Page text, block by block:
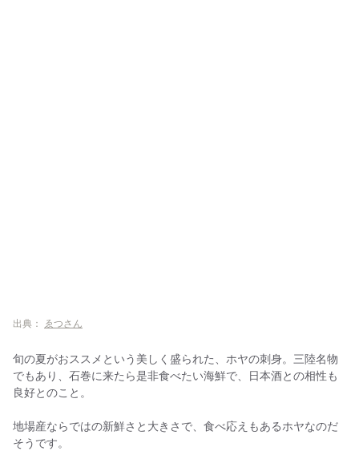
出典： ゑつさん
旬の夏がおススメという美しく盛られた、ホヤの刺身。三陸名物
でもあり、石巻に来たら是非食べたい海鮮で、日本酒との相性も
良好とのこと。
地場産ならではの新鮮さと大きさで、食べ応えもあるホヤなのだ
そうです。